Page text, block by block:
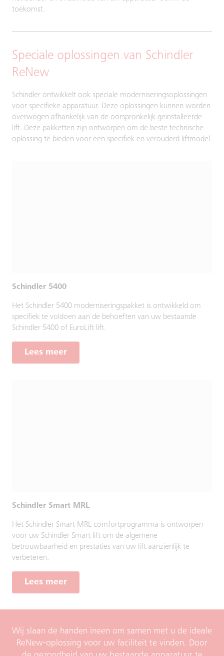
toekomst.
Speciale oplossingen van Schindler
ReNew
Schindler ontwikkelt ook speciale moderniseringsoplossingen
voor specifieke apparatuur. Deze oplossingen kunnen worden
overwogen afhankelijk van de oorspronkelijk geïnstalleerde
lift. Deze pakketten zijn ontworpen om de beste technische
oplossing te bieden voor een specifiek en verouderd liftmodel.
Schindler 5400
Het Schindler 5400 moderniseringspakket is ontwikkeld om
specifiek te voldoen aan de behoeften van uw bestaande
Schindler 5400 of EuroLift lift.
Lees meer
Schindler Smart MRL
Het Schindler Smart MRL comfortprogramma is ontworpen
voor uw Schindler Smart lift om de algemene
betrouwbaarheid en prestaties van uw lift aanzienlijk te
verbeteren.
Lees meer
Wij slaan de handen ineen om samen met u de ideale
ReNew-oplossing voor uw faciliteit te vinden. Door